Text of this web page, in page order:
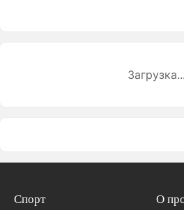
Загрузка...
Спорт
О